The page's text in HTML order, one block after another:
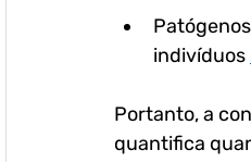
indivíduos
Portanto, a
quantifica